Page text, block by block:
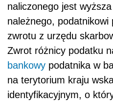
naliczonego jest
należnego, podatnikowi
zwrotu z urzędu
Zwrot różnicy podatku
bankowy podatnika w
na terytorium kraju
identyfikacyjnym, o